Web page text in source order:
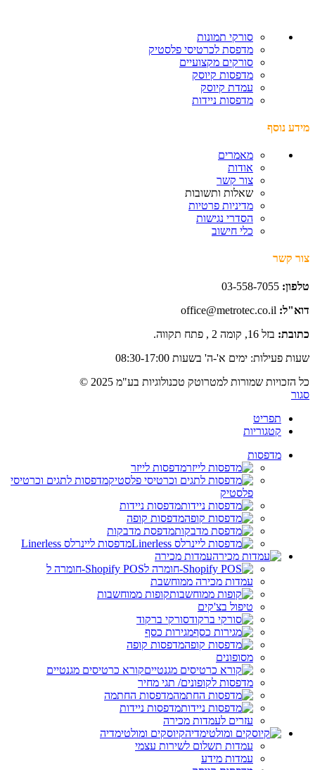
סורקי תמונות
מדפסת לכרטיסי פלסטיק
סורקים מקצועיים
מדפסות קיוסק
עמדת קיוסק
מדפסות ניידות
מידע נוסף
מאמרים
אודות
צור קשר
שאלות ותשובות
מדיניות פרטיות
הסדרי נגישות
כלי חישוב
צור קשר
טלפון: 03-558-7055
דוא"ל:
כתובת: בזל 16, קומה 2 , פתח תקווה.
שעות פעילות: ימים א'-ה' בשעות 08:30-17:00
כל הזכויות שמורות למטרוטק טכנולוגיות בע"מ 2025 ©
סגור
תפריט
קטגוריות
מדפסות
מדפסות לייזר
מדפסות לתגים וכרטיסי
פלסטיק
מדפסות ניידות
מדפסות קופה
מדפסת מדבקות
מדפסות ליינרלס Linerless
עמדות מכירה
Shopify POS-חומרה ל
עמדות מכירה ממוחשבת
קופות ממוחשבות
טיפול בצ'קים
סורקי ברקוד
מגירות כסף
מדפסות קופה
מסופונים
קורא כרטיסים מגנטיים
מדפסות לקופונים/ תגי מחיר
מדפסות החתמה
מדפסות ניידות
עזרים לעמדות מכירה
קיוסקים ומולטימדיה
עמדות תשלום לשירות עצמי
עמדות מידע